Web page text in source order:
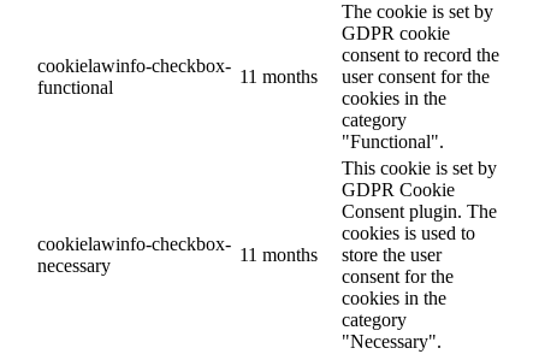
cookielawinfo-checkbox-
functional
11 months
The cookie is set by
GDPR cookie
consent to record the
user consent for the
cookies in the
category
"Functional".
cookielawinfo-checkbox-
necessary
11 months
This cookie is set by
GDPR Cookie
Consent plugin. The
cookies is used to
store the user
consent for the
cookies in the
category
"Necessary".